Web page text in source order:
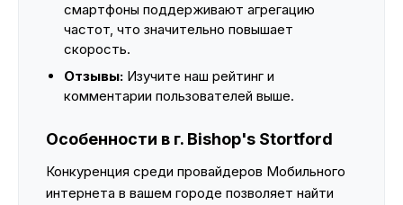
смартфоны поддерживают агрегацию
частот, что значительно повышает
скорость.
Отзывы: Изучите наш рейтинг и
комментарии пользователей выше.
Особенности в г. Bishop's Stortford
Конкуренция среди провайдеров Мобильного
интернета в вашем городе позволяет найти